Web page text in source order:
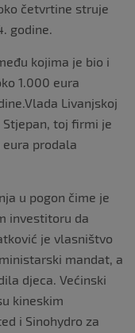
četvrtine struje
godine.
kojima je bio i
1.000 eura
Livanjskoj
toj firmi je
prodala
u pogon čime je
investitoru da
je vlasništvo
mandat, a
djeca. Većinski
kineskim
i Sinohydro za